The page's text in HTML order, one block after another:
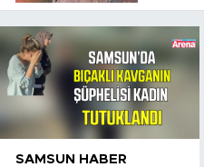
SAMSUN HABER